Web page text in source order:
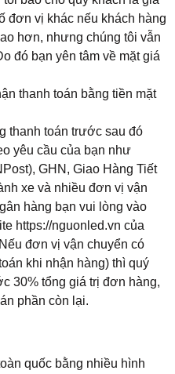
đơn vị khác nếu khách hàng
hơn, nhưng chúng tôi vẫn
đó bạn yên tâm về mặt giá
thanh toán bằng tiền mặt
thanh toán trước sau đó
yêu cầu của bạn như
GHN, Giao Hàng Tiết
xe và nhiều đơn vị vận
hàng bạn vui lòng vào
https://nguonled.vn của
đơn vị vận chuyển có
khi nhận hàng) thì quý
30% tổng giá trị đơn hàng,
phần còn lại.
quốc bằng nhiều hình